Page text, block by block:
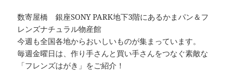
数寄屋橋 銀座SONY PARK地下3階にあるかまパン＆フ
レンズナチュラル物産館
今週も全国各地からおいしいものが集まっています。
毎週金曜日は、作り手さんと買い手さんをつなぐ素敵な
「フレンズはがき」をご紹介！